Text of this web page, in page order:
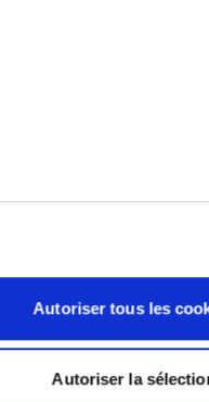
Autoriser tous les
Autoriser la